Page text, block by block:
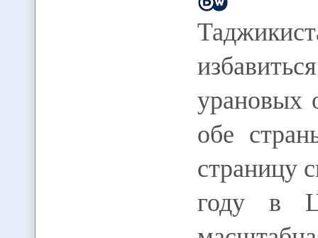
урановых
обе
страницу
году в